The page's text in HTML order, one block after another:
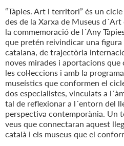
“Tàpies. Art i territori” és un
des de la Xarxa de Museus
la commemoració de l´Any
que pretén reivindicar una
catalana, de trajectòria
noves mirades i aportacions
les col·leccions i amb la
museístics que conformen el
dos especialistes, vinculats a
tal de reflexionar a l´entorn del
perspectiva contemporània. Un
veus que connectaran aquest
català i els museus que el